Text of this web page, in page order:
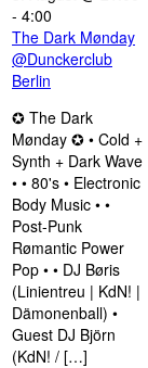
- 4:00
The Dark Mønday
@Dunckerclub
Berlin
✪ The Dark
Mønday ✪ • Cold +
Synth + Dark Wave
• • 80's • Electronic
Body Music • •
Post-Punk
Rømantic Power
Pop • • DJ Børis
(Linientreu | KdN! |
Dämonenball) •
Guest DJ Björn
(KdN! / […]